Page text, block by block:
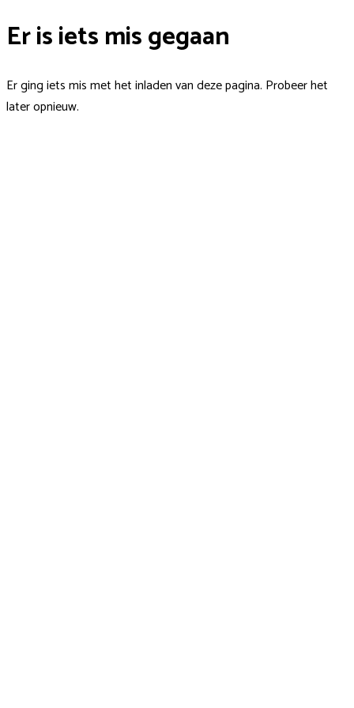
Er is iets mis gegaan
Er ging iets mis met het inladen van deze pagina. Probeer het
later opnieuw.